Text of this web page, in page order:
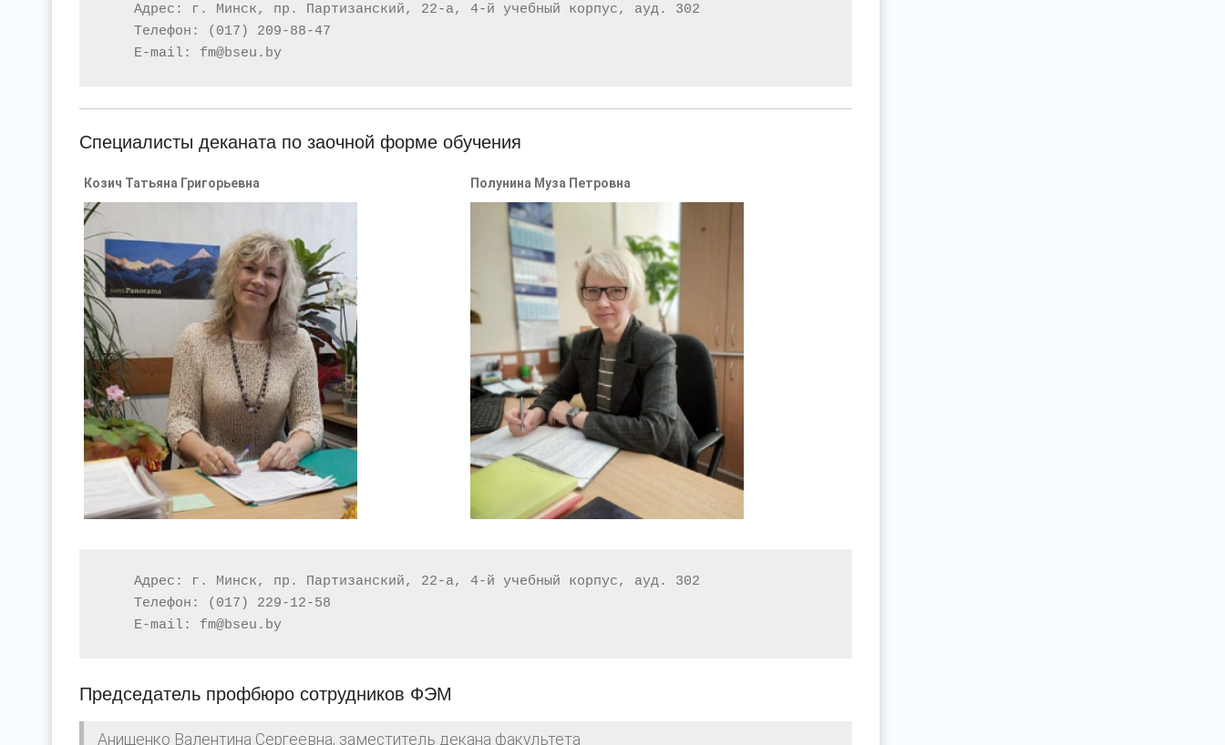
Адрес : г . Минск, пр . Партизанский, 22-а, 4-й учебный корпус, ауд.
302
Телефон : (017) 209-88-47
E-mail: fm@bseu . by
Специалисты деканата по заочной форме обучения
Козич Татьяна Григорьевна Полунина Муза Петровна
Адрес : г . Минск, пр . Партизанский, 22-а, 4-й учебный корпус, ауд.
302
Телефон : (017) 229-12-58
E-mail: fm@bseu . by
Председатель профбюро сотрудников ФЭМ
Анищенко Валентина Сергеевна, заместитель декана факультета